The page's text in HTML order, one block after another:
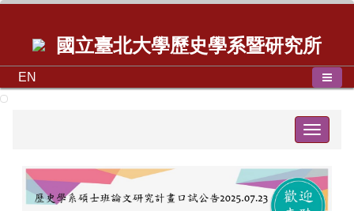
國立臺北大學歷史學系暨研究所
EN
Toggle